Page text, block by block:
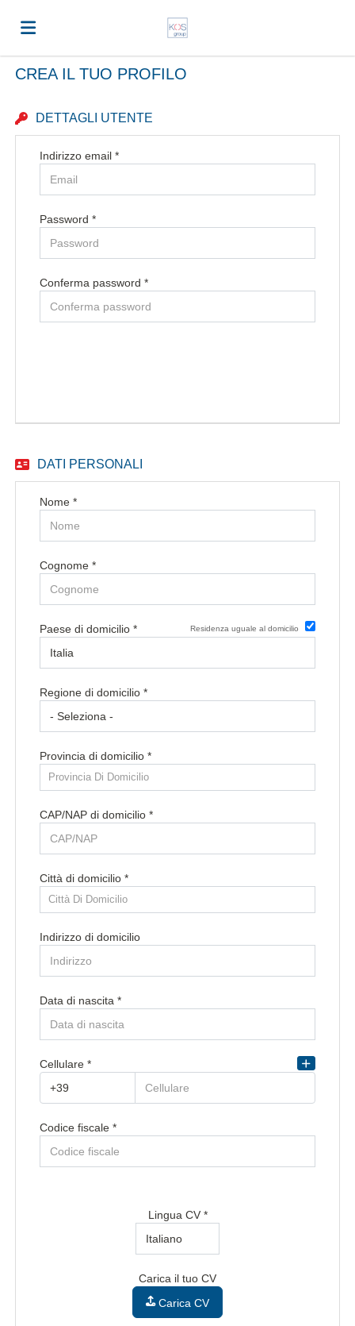
Home
Offerte
di
lavoro
Carica
il
CV
Login
Lingua
IT
DE
ES
PT
CREA IL TUO PROFILO
DETTAGLI UTENTE
Indirizzo email *
Password *
Conferma password *
DATI PERSONALI
Nome *
Cognome *
Paese di domicilio * Residenza uguale al domicilio
Regione di domicilio *
Provincia di domicilio *
Provincia Di Domicilio
CAP/NAP di domicilio *
Città di domicilio *
Città Di Domicilio
Indirizzo di domicilio
Provincia/Cantone Di Residenza
Città Di Residenza
Data di nascita *
Cellulare *
Codice fiscale *
Lingua CV *
Carica il tuo CV
Carica CV